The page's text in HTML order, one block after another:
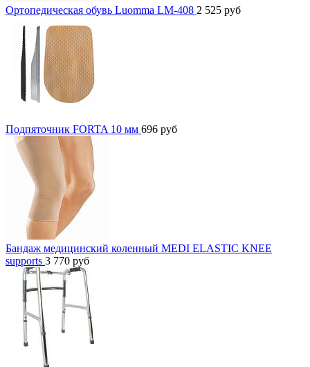
Ортопедическая обувь Luomma LM-408 2 525 руб
Подпяточник FORTA 10 мм 696 руб
Бандаж медицинский коленный MEDI ELASTIC KNEE
supports 3 770 руб